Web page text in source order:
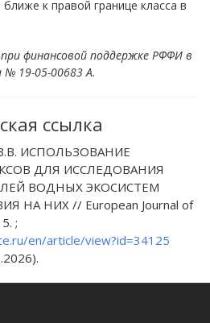
к правой границе класса в
финансовой поддержке РФФИ в
№ 19-05-00683 А.
ссылка
ИСПОЛЬЗОВАНИЕ
ДЛЯ ИССЛЕДОВАНИЯ
ВОДНЫХ ЭКОСИСТЕМ
НА НИХ // European Journal of
;
en/article/view?id=34125